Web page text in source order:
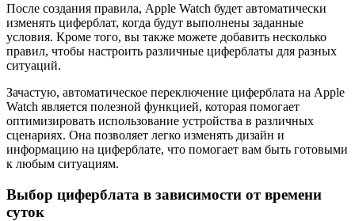
После создания правила, Apple Watch будет автоматически
изменять циферблат, когда будут выполнены заданные
условия. Кроме того, вы также можете добавить несколько
правил, чтобы настроить различные циферблаты для разных
ситуаций.
Зачастую, автоматическое переключение циферблата на Apple
Watch является полезной функцией, которая помогает
оптимизировать использование устройства в различных
сценариях. Она позволяет легко изменять дизайн и
информацию на циферблате, что помогает вам быть готовыми
к любым ситуациям.
Выбор циферблата в зависимости от времени
суток